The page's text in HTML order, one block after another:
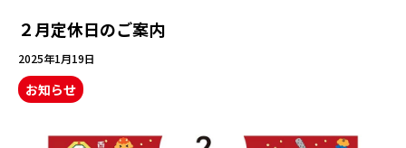
２月定休日のご案内
2025年1月19日
お知らせ